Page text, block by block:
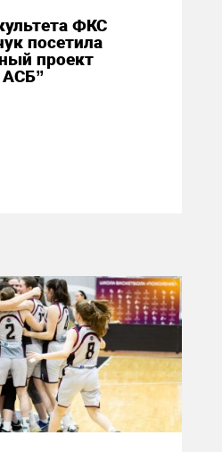
ФКС
посетила
проект
АСБ”